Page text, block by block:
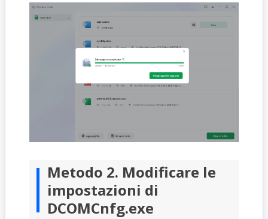
Metodo 2. Modificare le
impostazioni di
DCOMCnfg.exe